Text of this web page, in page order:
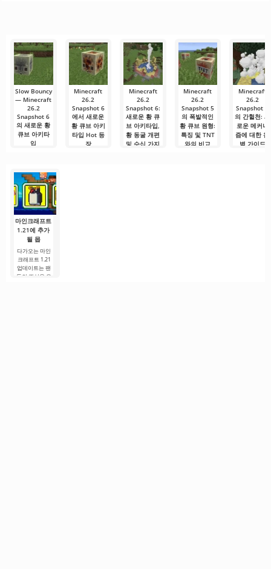
장합니다. 많은
사용자에게 무
료 버전은 모든
편집 요구를
있는 서비스 중
하나입니다. 이
곳에는 최신 미
디어 제품뿐만
아니라
에 달려 있습니
다. 복잡한
루를 시작하거
나 힘든 하루를.
시작할 수
Slow Bouncy
— Minecraft
26.2
Snapshot 6
의 새로운 황
큐브 아키타
입
서 개발자들은
황 큐브를 위한
새로운
Minecraft
26.2
Snapshot 6
에서 새로운
황 큐브 아키
타입 Hot 등
장
Minecraft
26.2
Snapshot 6:
새로운 황 큐
브 아키타입,
황 동굴 개편
및 수십 가지
Minecraft
26.2
Snapshot 5
의 폭발적인
황 큐브 원형:
특징 및 TNT
와의 비교
Minecraft
26.2
Snapshot 5
의 간헐천: 새
로운 메커니
즘에 대한 완
벽 가이드
마인크래프트
1.21에 추가
될 몹
다가오는 마인
크래프트 1.21
업데이트는 팬
들의 관심을 유